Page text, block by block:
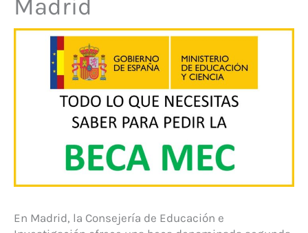
Madrid
En Madrid, la Consejería de Educación e